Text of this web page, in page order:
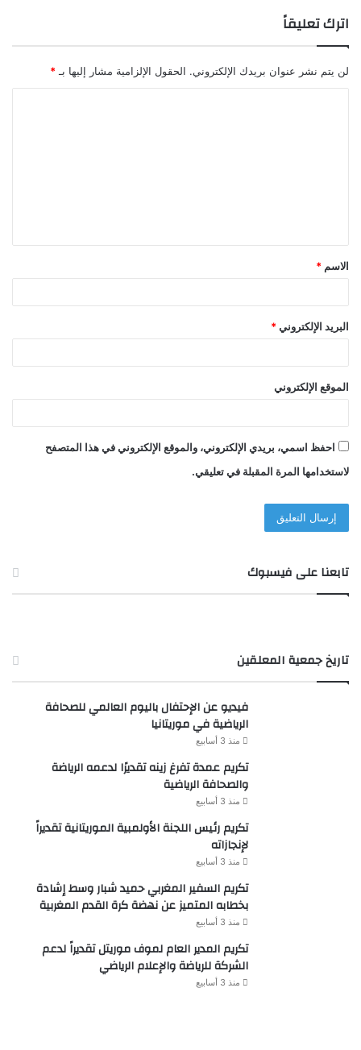
اترك تعليقاً
لن يتم نشر عنوان بريدك الإلكتروني. الحقول الإلزامية مشار إليها بـ *
ق
*
الاسم *
البريد الإلكتروني *
الموقع الإلكتروني
احفظ اسمي، بريدي الإلكتروني، والموقع الإلكتروني في هذا المتصفح
لاستخدامها المرة المقبلة في تعليقي.
تابعنا على فيسبوك
تاريخ جمعية المعلقين
فيديو عن الإحتفال باليوم العالمي للصحافة
الرياضية في موريتانيا
منذ 3 أسابيع
تكريم عمدة تفرغ زينه تقديرًا لدعمه الرياضة
والصحافة الرياضية
منذ 3 أسابيع
تكريم رئيس اللجنة الأولمبية الموريتانية تقديراً
لإنجازاته
منذ 3 أسابيع
تكريم السفير المغربي حميد شبار وسط إشادة
بخطابه المتميز عن نهضة كرة القدم المغربية
منذ 3 أسابيع
تكريم المدير العام لموف موريتل تقديراً لدعم
الشركة للرياضة والإعلام الرياضي
منذ 3 أسابيع